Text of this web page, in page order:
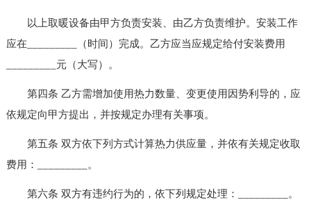
以上取暖设备由甲方负责安装、由乙方负责维护。安装工作
应在_________（时间）完成。乙方应当应规定给付安装费用
_________元（大写）。
第四条 乙方需增加使用热力数量、变更使用因势利导的，应
依规定向甲方提出，并按规定办理有关事项。
第五条 双方依下列方式计算热力供应量，并依有关规定收取
费用：_________。
第六条 双方有违约行为的，依下列规定处理：_________。